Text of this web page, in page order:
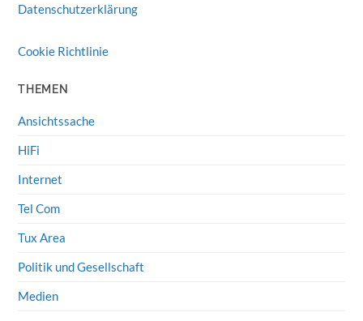
Datenschutzerklärung
Cookie Richtlinie
THEMEN
Ansichtssache
HiFi
Internet
Tel Com
Tux Area
Politik und Gesellschaft
Medien